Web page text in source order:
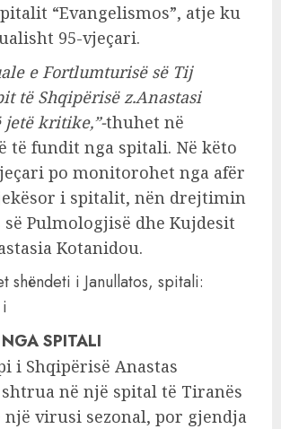
“Evangelismos”, atje ku
95-vjeçari.
e Fortlumturisë së Tij
të Shqipërisë z.Anastasi
jetë kritike,”-thuhet në
të fundit nga spitali. Në këto
po monitorohet nga afër
i spitalit, nën drejtimin
së Pulmologjisë dhe Kujdesit
Kotanidou.
SPITALI
i Shqipërisë Anastas
në një spital të Tiranës
një virusi sezonal, por gjendja